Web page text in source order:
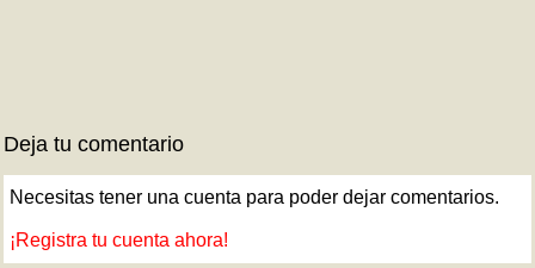
Deja tu comentario
Necesitas tener una cuenta para poder dejar comentarios.
¡Registra tu cuenta ahora!